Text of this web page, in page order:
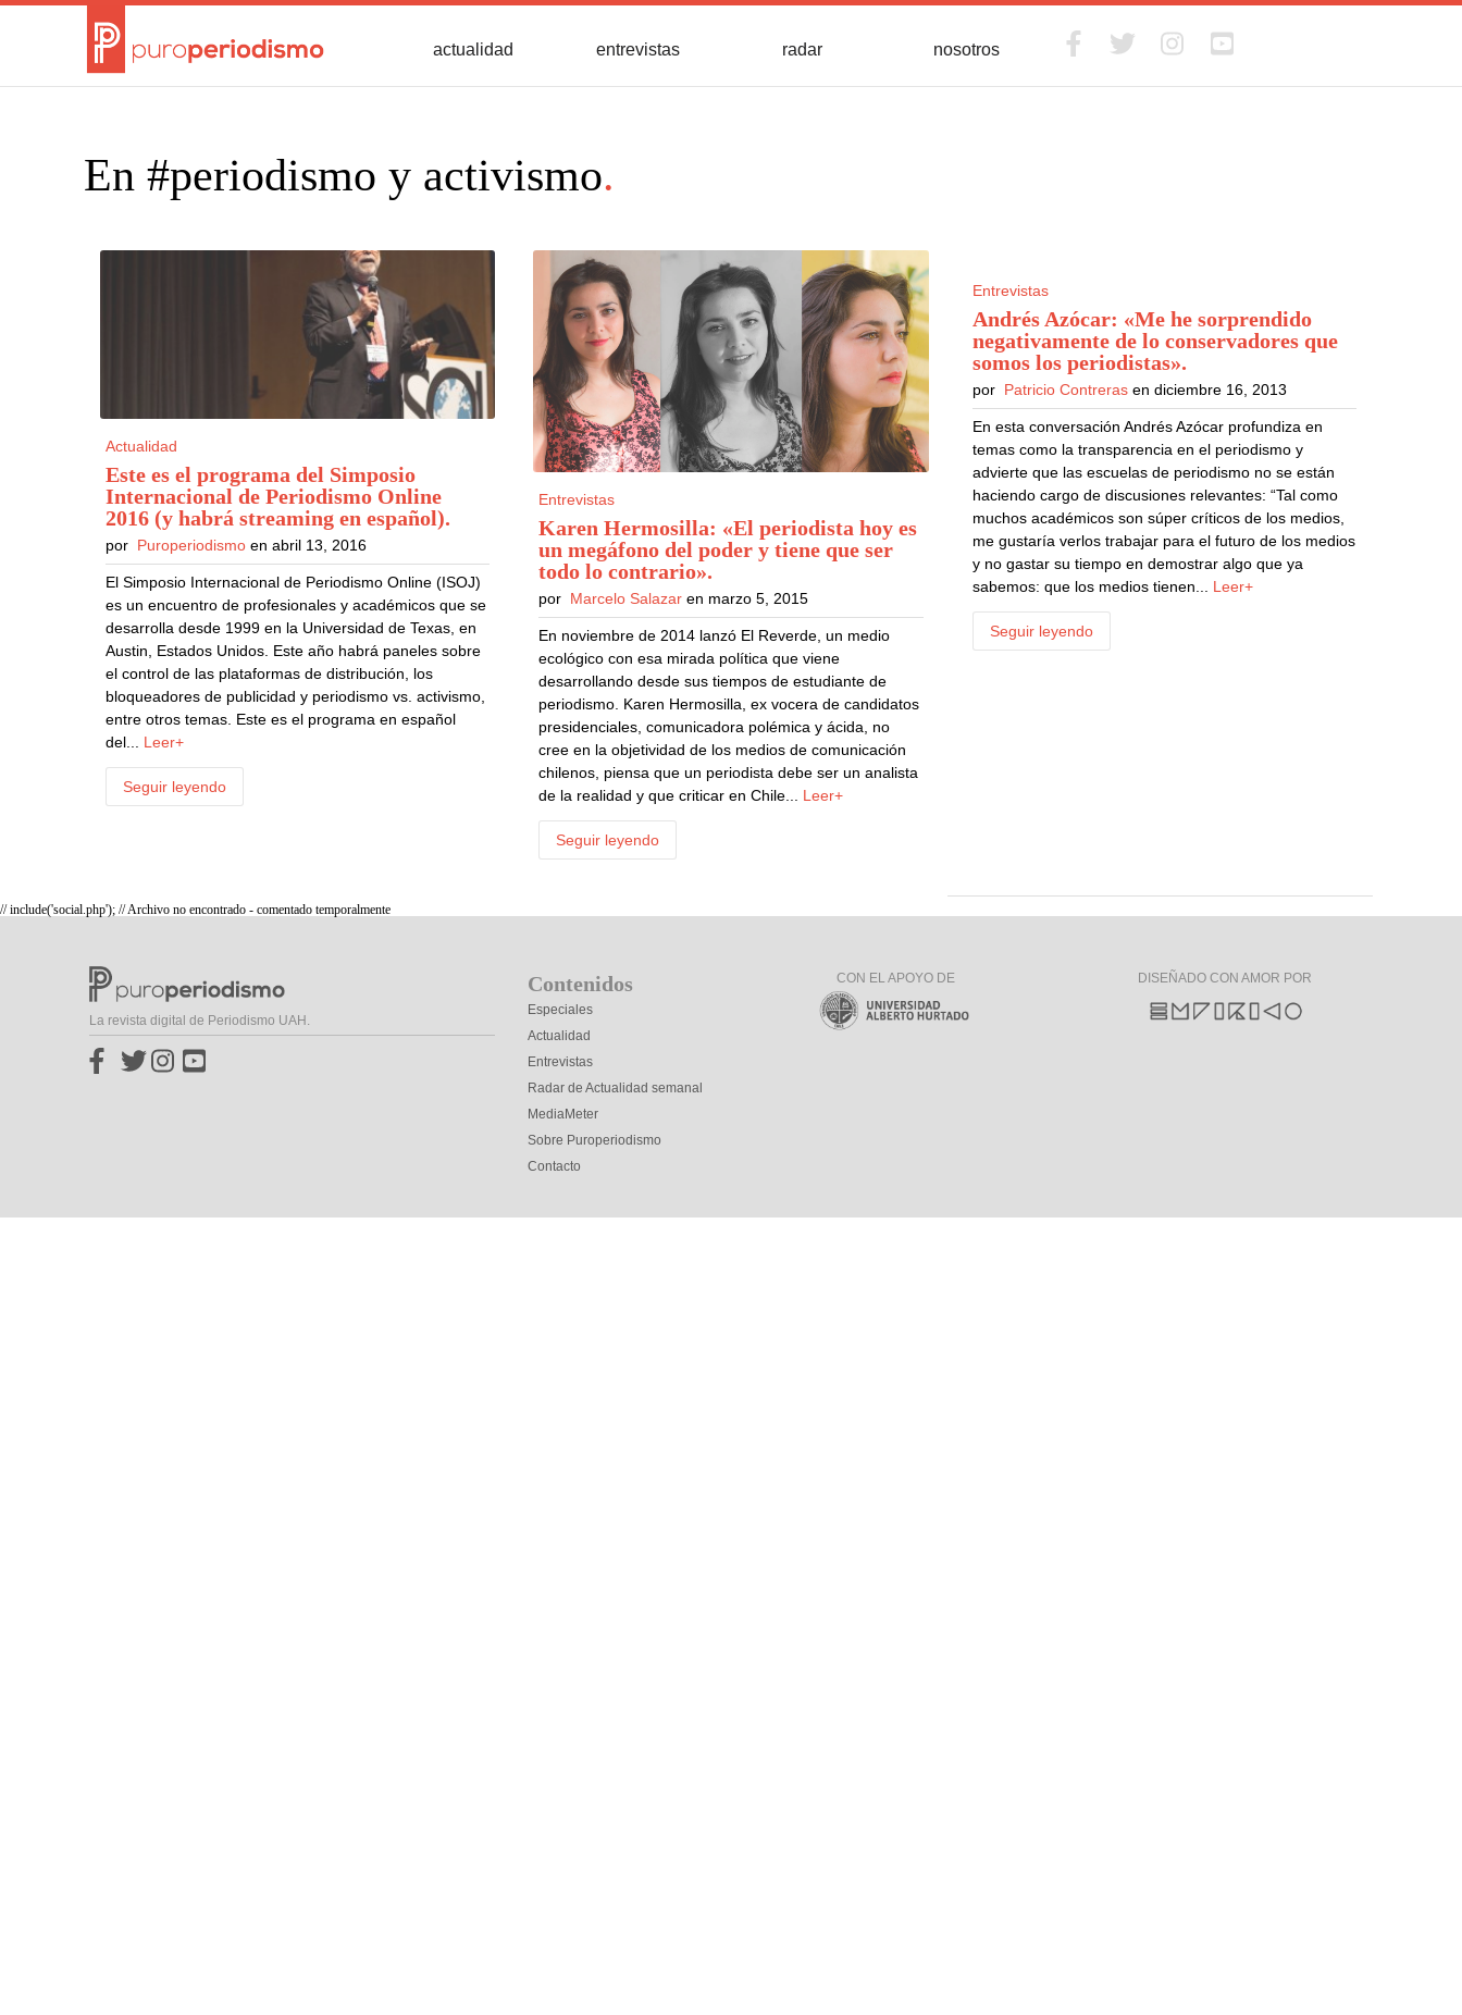
actualidad entrevistas radar nosotros
En #periodismo y activismo.
Actualidad
Este es el programa del Simposio
Internacional de Periodismo Online
2016 (y habrá streaming en español).
por Puroperiodismo en abril 13, 2016
El Simposio Internacional de Periodismo Online (ISOJ)
es un encuentro de profesionales y académicos que se
desarrolla desde 1999 en la Universidad de Texas, en
Austin, Estados Unidos. Este año habrá paneles sobre
el control de las plataformas de distribución, los
bloqueadores de publicidad y periodismo vs. activismo,
entre otros temas. Este es el programa en español
del... Leer+
Seguir leyendo
Entrevistas
Karen Hermosilla: «El periodista hoy es
un megáfono del poder y tiene que ser
todo lo contrario».
por Marcelo Salazar en marzo 5, 2015
En noviembre de 2014 lanzó El Reverde, un medio
ecológico con esa mirada política que viene
desarrollando desde sus tiempos de estudiante de
periodismo. Karen Hermosilla, ex vocera de candidatos
presidenciales, comunicadora polémica y ácida, no
cree en la objetividad de los medios de comunicación
chilenos, piensa que un periodista debe ser un analista
de la realidad y que criticar en Chile... Leer+
Seguir leyendo
Entrevistas
Andrés Azócar: «Me he sorprendido
negativamente de lo conservadores que
somos los periodistas».
por Patricio Contrerasen diciembre 16, 2013
En esta conversación Andrés Azócar profundiza en
temas como la transparencia en el periodismo y
advierte que las escuelas de periodismo no se están
haciendo cargo de discusiones relevantes: “Tal como
muchos académicos son súper críticos de los medios,
me gustaría verlos trabajar para el futuro de los medios
y no gastar su tiempo en demostrar algo que ya
sabemos: que los medios tienen... Leer+
Seguir leyendo
// include('social.php'); // Archivo no encontrado - comentado temporalmente
La revista digital de Periodismo UAH.
Contenidos
Especiales
Actualidad
Entrevistas
Radar de Actualidad semanal
MediaMeter
Sobre Puroperiodismo
Contacto
CON EL APOYO DE DISEÑADO CON AMOR POR